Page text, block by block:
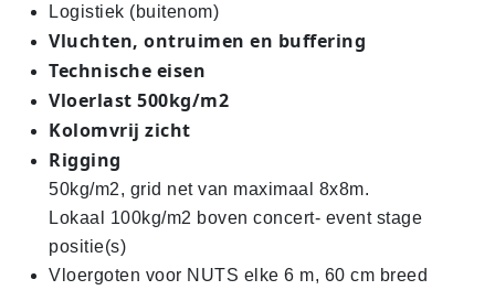
Logistiek (buitenom)
Vluchten, ontruimen en buffering
Technische eisen
Vloerlast 500kg/m2
Kolomvrij zicht
Rigging
50kg/m2, grid net van maximaal 8x8m.
Lokaal 100kg/m2 boven concert- event stage
positie(s)
Vloergoten voor NUTS elke 6 m, 60 cm breed